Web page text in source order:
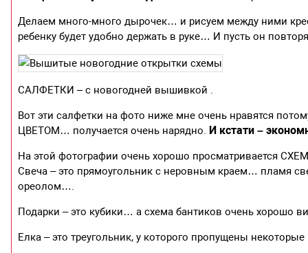
Делаем много-много дырочек… и рисуем между ними
ребенку будет удобно держать в руке… И пусть он
САЛФЕТКИ – с новогодней вышивкой .
Вот эти салфетки на фото ниже мне очень нравятся
ЦВЕТОМ… получается очень нарядно. И кстати –
На этой фотографии очень хорошо просматривается
Свеча – это прямоугольник с неровным краем… пламя
ореолом….
Подарки – это кубики… а схема бантиков очень хорошо
Елка – это треугольник, у которого пропущены